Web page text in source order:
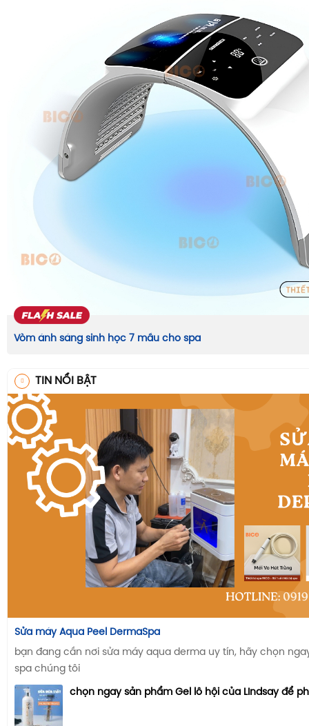
Vòm ánh sáng sinh học 7 mầu cho spa
TIN NỔI BẬT
Sửa máy Aqua Peel DermaSpa
bạn đang cần nơi sửa máy aqua derma uy tín, hãy chọn
spa chúng tôi
chọn ngay sản phẩm Gel lô hội của LIndsay để